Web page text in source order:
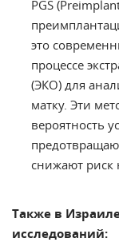
PGS
это
процессе
(ЭКО) для
матку. Эти
вероятность
снижают
Также в
исследований: